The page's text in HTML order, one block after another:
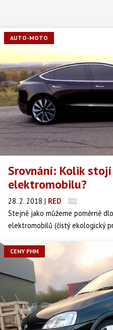
AUTO-MOTO
Srovnání: Kolik
elektromobilu?
28. 2. 2018 | RED
Stejně jako můžeme poměrně
elektromobilů (čistý ekologický
stránky. K těm hlavním patří
jedno nabití a vysoká základní
CENY PHM